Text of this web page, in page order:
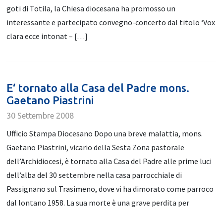
goti di Totila, la Chiesa diocesana ha promosso un
interessante e partecipato convegno-concerto dal titolo ‘Vox
clara ecce intonat – […]
E‘ tornato alla Casa del Padre mons.
Gaetano Piastrini
30 Settembre 2008
Ufficio Stampa Diocesano Dopo una breve malattia, mons.
Gaetano Piastrini, vicario della Sesta Zona pastorale
dell’Archidiocesi, è tornato alla Casa del Padre alle prime luci
dell’alba del 30 settembre nella casa parrocchiale di
Passignano sul Trasimeno, dove vi ha dimorato come parroco
dal lontano 1958. La sua morte è una grave perdita per